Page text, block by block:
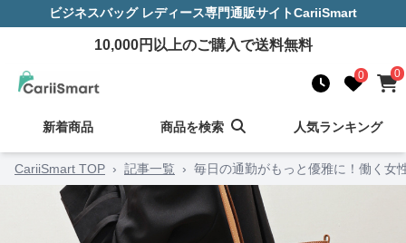
ビジネスバッグ レディース専門通販サイトCariiSmart
10,000円以上のご購入で送料無料
0 0
新着商品 商品を検索 人気ランキング
CariiSmart TOP › 記事一覧 › 毎日の通勤がもっと優雅に！働く女